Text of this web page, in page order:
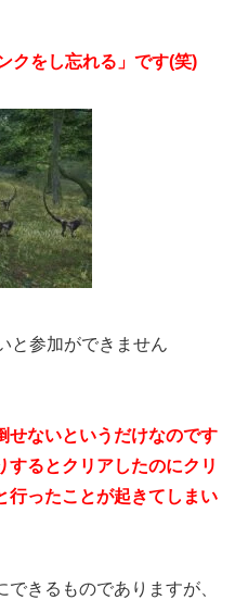
クをし忘れる」です(笑)
と参加ができません
せないというだけなのです
するとクリアしたのにクリ
行ったことが起きてしまい
きるものでありますが、